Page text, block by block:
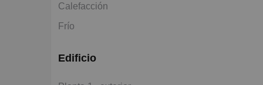
Calefacción
Frío
Edificio